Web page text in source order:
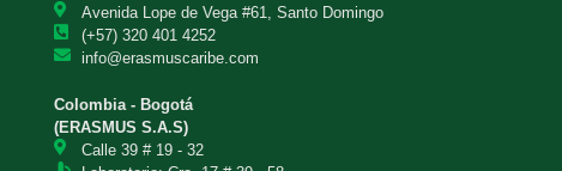
Avenida Lope de Vega #61, Santo Domingo
(+57) 320 401 4252
info@erasmuscaribe.com
Colombia - Bogotá
(ERASMUS S.A.S)
Calle 39 # 19 - 32